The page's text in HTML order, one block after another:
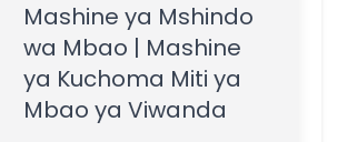
Mashine ya Mshindo
wa Mbao | Mashine
ya Kuchoma Miti ya
Mbao ya Viwanda